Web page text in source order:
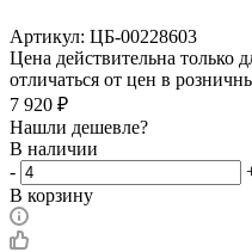
Артикул: ЦБ-00228603
Цена действительна только
отличаться от цен в
7 920 ₽
Нашли дешевле?
В наличии
-
В корзину